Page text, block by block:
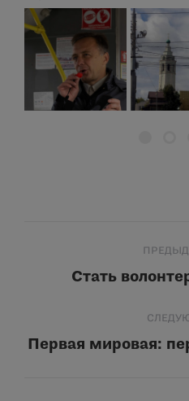
Стать
Первая мировая: